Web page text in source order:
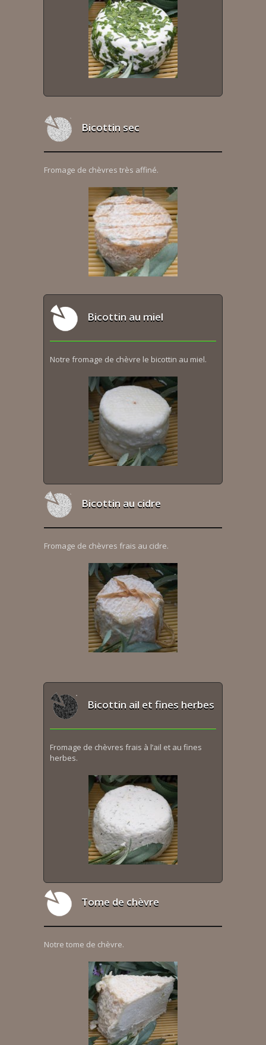
Bicottin sec
Fromage de chèvres très affiné.
Bicottin au miel
Notre fromage de chèvre le bicottin au miel.
Bicottin au cidre
Fromage de chèvres frais au cidre.
Bicottin ail et fines herbes
Fromage de chèvres frais à l’ail et au fines
herbes.
Tome de chèvre
Notre tome de chèvre.